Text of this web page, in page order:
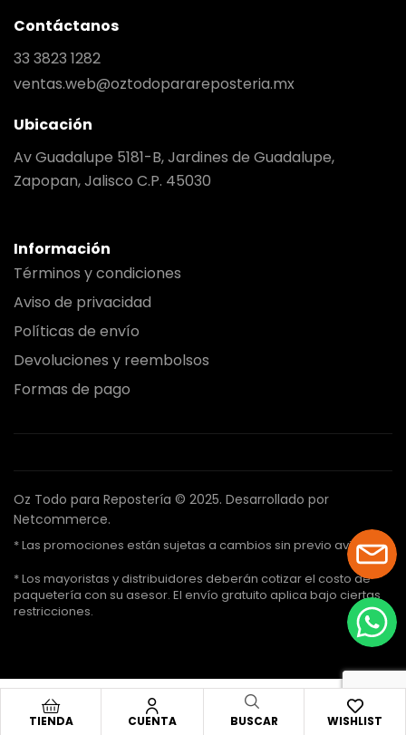
TIENDA CUENTA BUSCAR WISHLIST
Contáctanos
33 3823 1282
ventas.web@oztodoparareposteria.mx
Ubicación
Av Guadalupe 5181-B, Jardines de Guadalupe,
Zapopan, Jalisco C.P. 45030
Información
Términos y condiciones
Aviso de privacidad
Políticas de envío
Devoluciones y reembolsos
Formas de pago
Oz Todo para Repostería © 2025. Desarrollado por
Netcommerce.
* Las promociones están sujetas a cambios sin previo aviso.
* Los mayoristas y distribuidores deberán cotizar el costo de
paquetería con su asesor. El envío gratuito aplica bajo ciertas
restricciones.